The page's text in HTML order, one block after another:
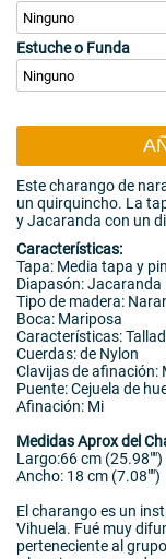
Estuche o Funda
Este charango de
un quirquincho. La
y Jacaranda con un
Características:
Tapa: Media tapa y
Diapasón: Jacaranda
Tipo de madera:
Boca: Mariposa
Características:
Cuerdas: de Nylon
Clavijas de afinación:
Puente: Cejuela de
Afinación: Mi
Medidas Aprox del
Largo:66 cm (25.98"")
Ancho: 18 cm (7.08"")
El charango es un
Vihuela. Fué muy
perteneciente al